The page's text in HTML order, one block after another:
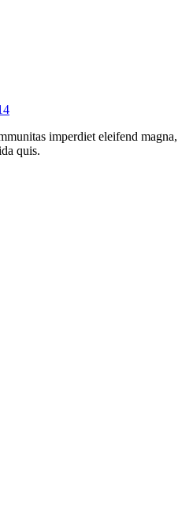
imperdiet eleifend magna,
quis.